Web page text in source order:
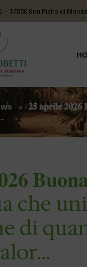
– 37050 San Pietro di
>
𝟐𝟓 𝐚𝐩𝐫𝐢𝐥𝐞
che
di